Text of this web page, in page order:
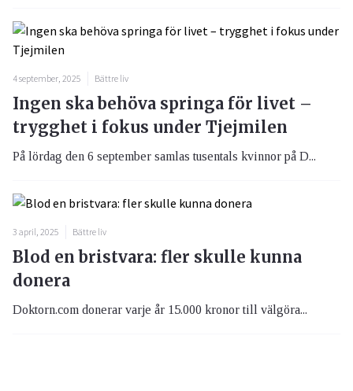
4 september, 2025 Bättre liv
Ingen ska behöva springa för livet –
trygghet i fokus under Tjejmilen
På lördag den 6 september samlas tusentals kvinnor på D...
3 april, 2025 Bättre liv
Blod en bristvara: fler skulle kunna
donera
Doktorn.com donerar varje år 15.000 kronor till välgöra...